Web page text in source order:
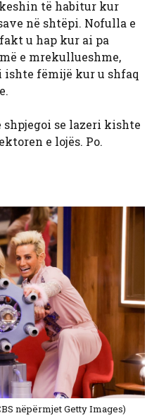
të habitur kur
në shtëpi. Nofulla e
u hap kur ai pa
e mrekullueshme,
ishte fëmijë kur u shfaq
shpjegoi se lazeri kishte
e lojës. Po.
nëpërmjet Getty Images)